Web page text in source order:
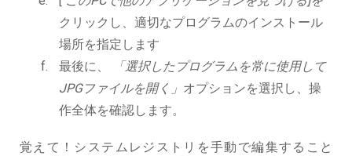
クリックし、適切なプログラムのインストール
場所を指定します
最後に、
「選択したプログラムを常に使用して
JPGファイルを開く」 オプションを選択し、操
作全体を確認します。
覚えて！システムレジストリを手動で編集すること